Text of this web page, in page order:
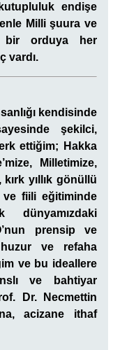
endişe
Milli şuura ve
bir orduya her
vardı.
kendisinde
şekilci,
ettiğim; Hakka
Milletimize,
yıllık gönüllü
ve fiili eğitiminde
prensip ve
huzur ve refaha
ve bu ideallere
ve bahtiyar
Dr. Necmettin
acizane ithaf